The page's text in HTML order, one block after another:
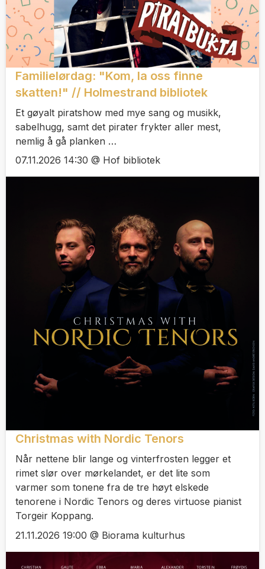
Familielørdag: "Kom, la oss finne
skatten!" // Holmestrand bibliotek
Et gøyalt piratshow med mye sang og musikk,
sabelhugg, samt det pirater frykter aller mest,
nemlig å gå planken …
07.11.2026 14:30 @ Hof bibliotek
Christmas with Nordic Tenors
Når nettene blir lange og vinterfrosten legger et
rimet slør over mørkelandet, er det lite som
varmer som tonene fra de tre høyt elskede
tenorene i Nordic Tenors og deres virtuose pianist
Torgeir Koppang.
21.11.2026 19:00 @ Biorama kulturhus